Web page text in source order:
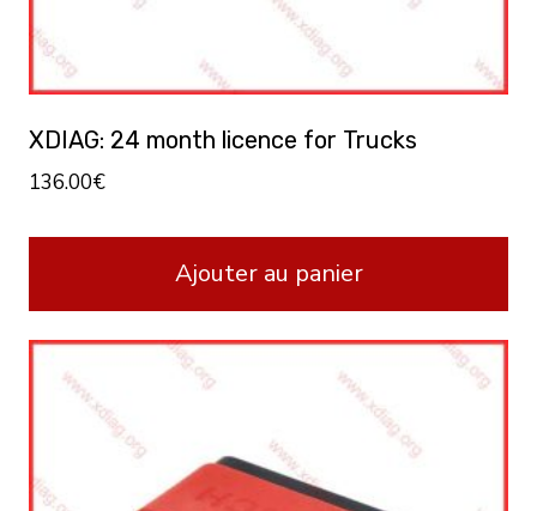
XDIAG: 24 month licence for Trucks
136.00€
Ajouter au panier